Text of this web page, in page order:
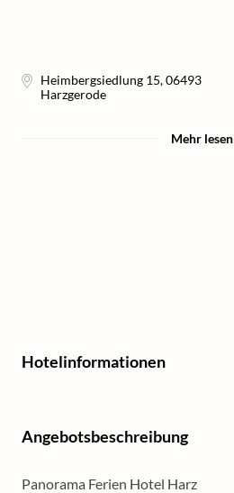
Heimbergsiedlung 15,06493
Harzgerode
Mehr lesen
Hotelinformationen
Angebotsbeschreibung
Panorama Ferien Hotel Harz